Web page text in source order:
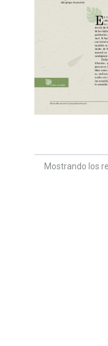
Mostrando los